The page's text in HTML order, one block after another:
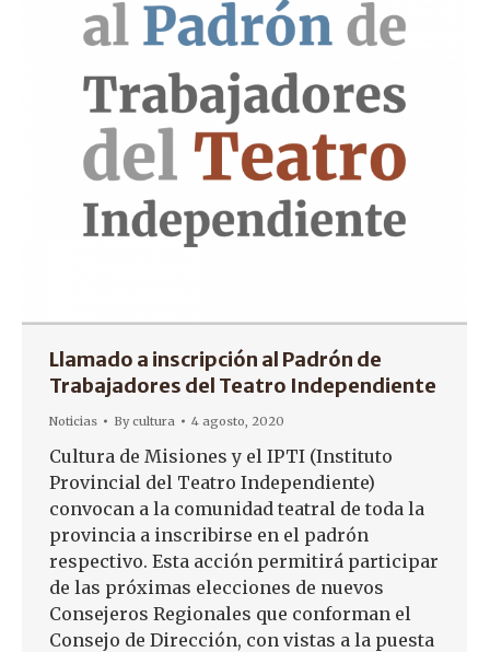
Llamado a inscripción al Padrón de
Trabajadores del Teatro Independiente
Noticias Bycultura 4 agosto, 2020
Cultura de Misiones y el IPTI (Instituto
Provincial del Teatro Independiente)
convocan a la comunidad teatral de toda la
provincia a inscribirse en el padrón
respectivo. Esta acción permitirá participar
de las próximas elecciones de nuevos
Consejeros Regionales que conforman el
Consejo de Dirección, con vistas a la puesta